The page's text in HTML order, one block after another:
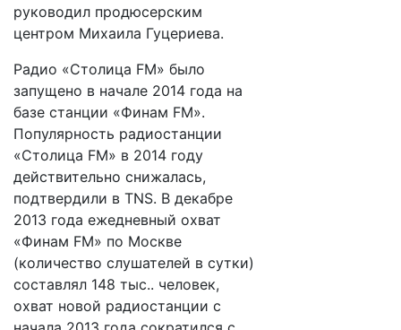
руководил продюсерским
центром Михаила Гуцериева.
Радио «Столица FM» было
запущено в начале 2014 года на
базе станции «Финам FM».
Популярность радиостанции
«Столица FM» в 2014 году
действительно снижалась,
подтвердили в TNS. В декабре
2013 года ежедневный охват
«Финам FM» по Москве
(количество слушателей в сутки)
составлял 148 тыс.. человек,
охват новой радиостанции с